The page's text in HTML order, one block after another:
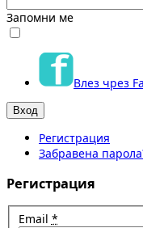
Запомни ме
Влез чрез
Регистрация
Забравена
Регистрация
Email *